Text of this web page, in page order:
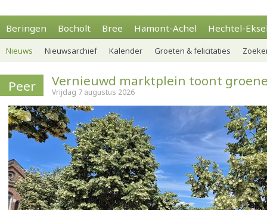
Beringen Bocholt Bree Hamont-Achel Hechtel-
Nieuws Nieuwsarchief Kalender Groeten & felicitaties
Peer Vernieuwd marktplein toont
Vrijdag 7 augustus 2026